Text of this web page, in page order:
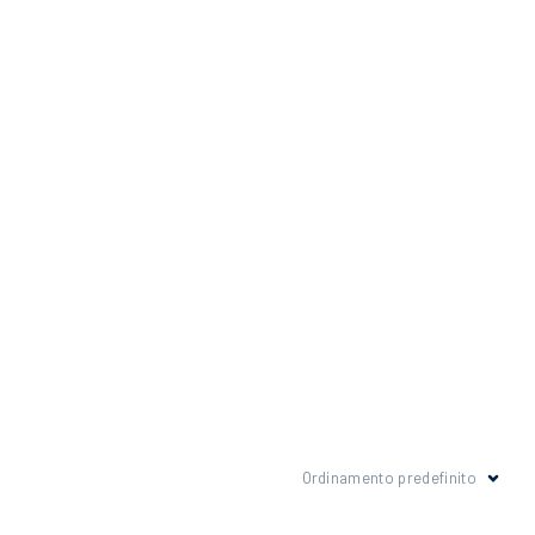
Ordinamento predefinito